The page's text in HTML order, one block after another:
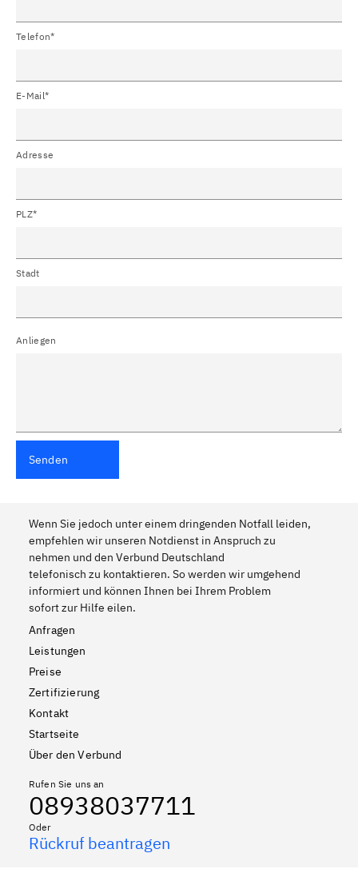
Telefon*
E-Mail*
Adresse
PLZ*
Stadt
Anliegen
Senden
Wenn Sie jedoch unter einem dringenden Notfall leiden,
empfehlen wir unseren Notdienst in Anspruch zu
nehmen und den Verbund Deutschland
telefonisch zu kontaktieren. So werden wir umgehend
informiert und können Ihnen bei Ihrem Problem
sofort zur Hilfe eilen.
Anfragen
Leistungen
Preise
Zertifizierung
Kontakt
Startseite
Über den Verbund
Rufen Sie uns an
08938037711
Oder
Rückruf beantragen